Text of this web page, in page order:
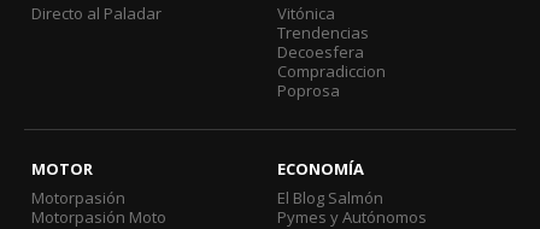
Directo al Paladar
Vitónica
Trendencias
Decoesfera
Compradiccion
Poprosa
MOTOR
Motorpasión
Motorpasión Moto
ECONOMÍA
El Blog Salmón
Pymes y Autónomos